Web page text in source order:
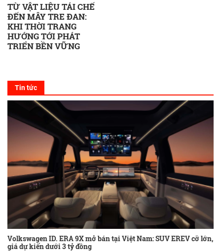
TỪ VẬT LIỆU TÁI CHẾ
ĐẾN MÂY TRE ĐAN:
KHI THỜI TRANG
HƯỚNG TỚI PHÁT
TRIỂN BỀN VỮNG
Tin tức
Volkswagen ID. ERA 9X mở bán tại Việt Nam: SUV EREV cỡ lớn,
giá dự kiến dưới 3 tỷ đồng